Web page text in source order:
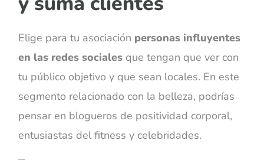
Elige para tu asociación personas influyentes
en las redes sociales que tengan que ver con
tu público objetivo y que sean locales. En este
segmento relacionado con la belleza, podrías
pensar en blogueros de positividad corporal,
entusiastas del fitness y celebridades.